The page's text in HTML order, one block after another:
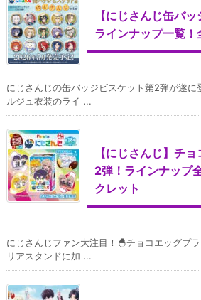
【にじさんじ缶バッ
ラインナップ一覧
にじさんじの缶バッジビスケット第2弾が遂に
ルジュ衣装のライ ...
【にじさんじ】チ
2弾！ラインナップ
クレット
にじさんじファン大注目！🐣チョコエッグプ
リアスタンドに加 ...